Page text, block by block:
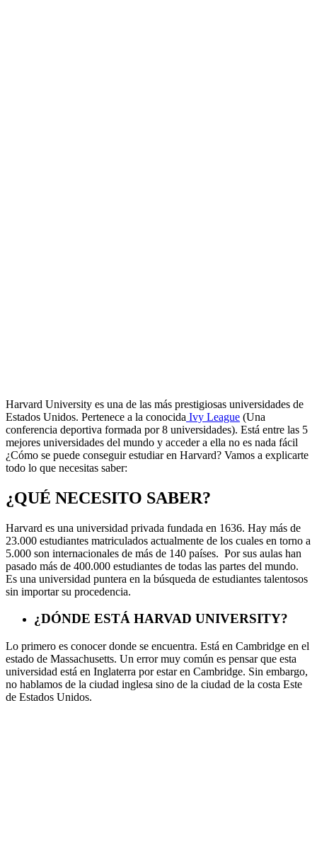
Harvard University es una de las más prestigiosas universidades de
Estados Unidos. Pertenece a la conocida Ivy League (Una
conferencia deportiva formada por 8 universidades). Está entre las 5
mejores universidades del mundo y acceder a ella no es nada fácil
¿Cómo se puede conseguir estudiar en Harvard? Vamos a explicarte
todo lo que necesitas saber:
¿QUÉ NECESITO SABER?
Harvard es una universidad privada fundada en 1636. Hay más de
23.000 estudiantes matriculados actualmente de los cuales en torno a
5.000 son internacionales de más de 140 países. Por sus aulas han
pasado más de 400.000 estudiantes de todas las partes del mundo.
Es una universidad puntera en la búsqueda de estudiantes talentosos
sin importar su procedencia.
¿DÓNDE ESTÁ HARVAD UNIVERSITY?
Lo primero es conocer donde se encuentra. Está en Cambridge en el
estado de Massachusetts. Un error muy común es pensar que esta
universidad está en Inglaterra por estar en Cambridge. Sin embargo,
no hablamos de la ciudad inglesa sino de la ciudad de la costa Este
de Estados Unidos.